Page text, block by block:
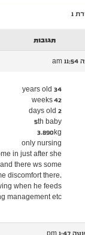
1
תגובות
34 years old
42 weeks
2 days old
5th baby
3.890kg
only nursing
in just after she
there ws some.
.told her to massage the armpit areas and use warmth and explained why there would be some discomfort there.
when he feeds..
management etc.